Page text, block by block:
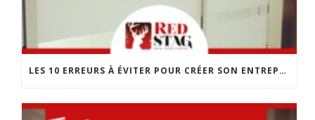
LES 10 ERREURS À ÉVITER POUR CRÉER SON ENTREPRISE